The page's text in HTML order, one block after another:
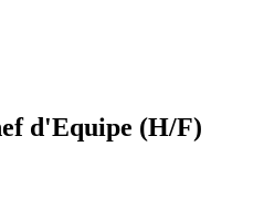
d'Equipe (H/F)